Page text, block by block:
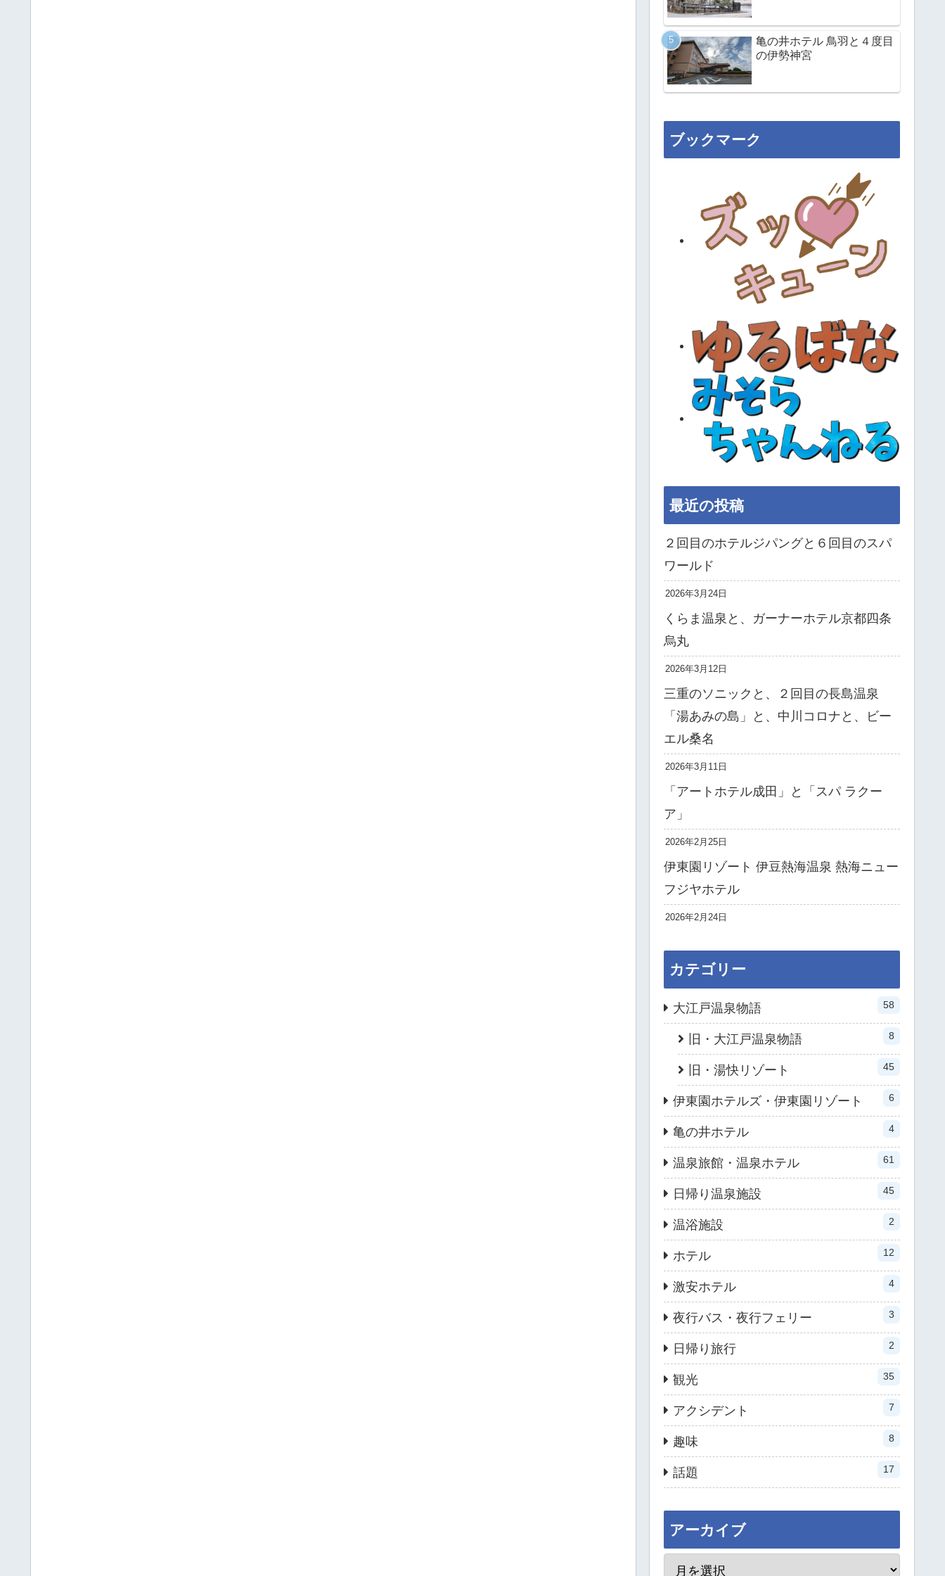
亀の井ホテル 鳥羽と４度目
の伊勢神宮
ブックマーク
最近の投稿
２回目のホテルジパングと６回目のスパ
ワールド
2026年3月24日
くらま温泉と、ガーナーホテル京都四条
烏丸
2026年3月12日
三重のソニックと、２回目の長島温泉
「湯あみの島」と、中川コロナと、ビー
エル桑名
2026年3月11日
「アートホテル成田」と「スパ ラクー
ア」
2026年2月25日
伊東園リゾート 伊豆熱海温泉 熱海ニュー
フジヤホテル
2026年2月24日
カテゴリー
大江戸温泉物語 58
旧・大江戸温泉物語 8
旧・湯快リゾート 45
伊東園ホテルズ・伊東園リゾート 6
亀の井ホテル 4
温泉旅館・温泉ホテル 61
日帰り温泉施設 45
温浴施設 2
ホテル 12
激安ホテル 4
夜行バス・夜行フェリー 3
日帰り旅行 2
観光 35
アクシデント 7
趣味 8
話題 17
アーカイブ